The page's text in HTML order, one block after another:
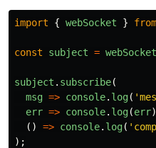
import { webSocket } from
const subject = webSocket
subject . subscribe(
msg => console. log( '
err => console. log(err
()
=> console. log( '
);